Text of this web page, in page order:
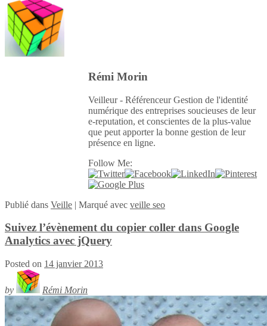
Rémi Morin
Veilleur - Référenceur Gestion de l'identité
numérique des entreprises soucieuses de leur
e-reputation, et conscientes de la plus-value
que peut apporter la bonne gestion de leur
présence en ligne.
Follow Me:
Publié dans Veille | Marqué avec veille seo
Suivez l’évènement du copier coller dans Google
Analytics avec jQuery
Posted on 14 janvier 2013
by Rémi Morin